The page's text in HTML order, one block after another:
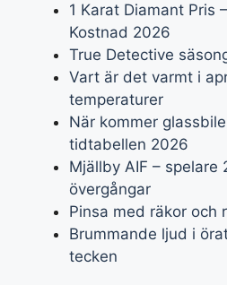
1 Karat Diamant Pris
Kostnad 2026
True Detective
Vart är det varmt i
temperaturer
När kommer
tidtabellen 2026
Mjällby AIF – spelare
övergångar
Pinsa med räkor och
Brummande ljud i
tecken